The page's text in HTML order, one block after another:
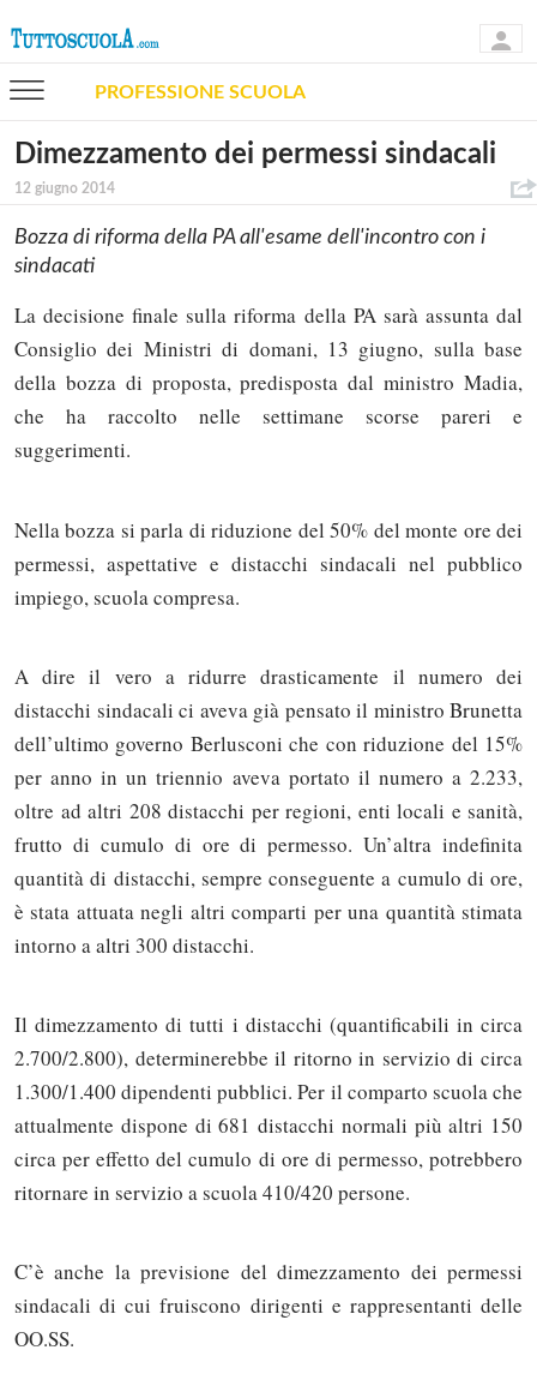
PROFESSIONE SCUOLA
Dimezzamento dei permessi sindacali
12 giugno 2014
Bozza di riforma della PA all'esame dell'incontro con i
sindacati
La decisione finale sulla riforma della PA sarà assunta dal
Consiglio dei Ministri di domani, 13 giugno, sulla base
della bozza di proposta, predisposta dal ministro Madia,
che ha raccolto nelle settimane scorse pareri e
suggerimenti.
Nella bozza si parla di riduzione del 50% del monte ore dei
permessi, aspettative e distacchi sindacali nel pubblico
impiego, scuola compresa.
A dire il vero a ridurre drasticamente il numero dei
distacchi sindacali ci aveva già pensato il ministro Brunetta
dell’ultimo governo Berlusconi che con riduzione del 15%
per anno in un triennio aveva portato il numero a 2.233,
oltre ad altri 208 distacchi per regioni, enti locali e sanità,
frutto di cumulo di ore di permesso. Un’altra indefinita
quantità di distacchi, sempre conseguente a cumulo di ore,
è stata attuata negli altri comparti per una quantità stimata
intorno a altri 300 distacchi.
Il dimezzamento di tutti i distacchi (quantificabili in circa
2.700/2.800), determinerebbe il ritorno in servizio di circa
1.300/1.400 dipendenti pubblici. Per il comparto scuola che
attualmente dispone di 681 distacchi normali più altri 150
circa per effetto del cumulo di ore di permesso, potrebbero
ritornare in servizio a scuola 410/420 persone.
C’è anche la previsione del dimezzamento dei permessi
sindacali di cui fruiscono dirigenti e rappresentanti delle
OO.SS.